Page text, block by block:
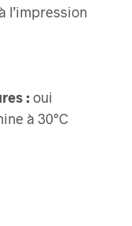
l’impression
: oui
à 30°C